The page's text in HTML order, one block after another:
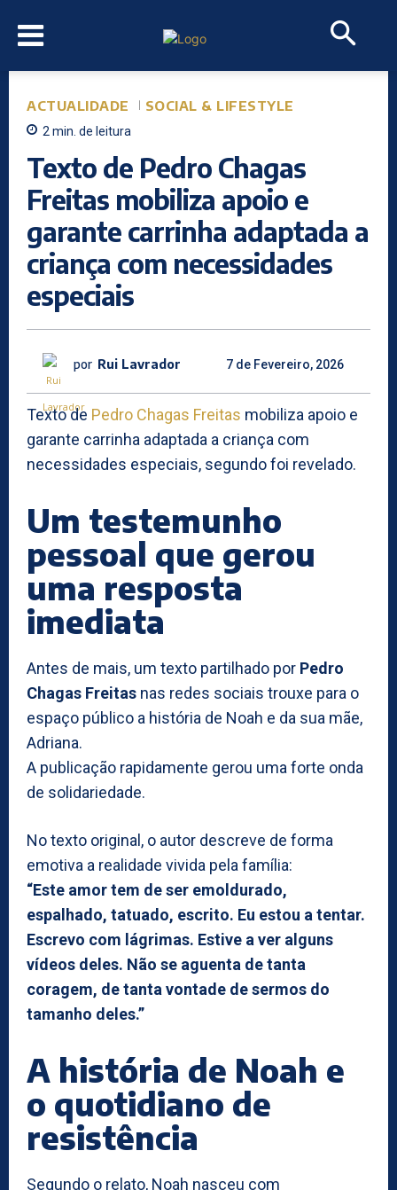
ACTUALIDADE SOCIAL & LIFESTYLE
2 min. de leitura
Texto de Pedro Chagas
Freitas mobiliza apoio e
garante carrinha adaptada a
criança com necessidades
especiais
por Rui Lavrador 7 de Fevereiro, 2026
Texto de Pedro Chagas Freitas mobiliza apoio e
garante carrinha adaptada a criança com
necessidades especiais, segundo foi revelado.
Um testemunho
pessoal que gerou
uma resposta
imediata
Antes de mais, um texto partilhado por Pedro
Chagas Freitas nas redes sociais trouxe para o
espaço público a história de Noah e da sua mãe,
Adriana.
A publicação rapidamente gerou uma forte onda
de solidariedade.
No texto original, o autor descreve de forma
emotiva a realidade vivida pela família:
“Este amor tem de ser emoldurado,
espalhado, tatuado, escrito. Eu estou a tentar.
Escrevo com lágrimas. Estive a ver alguns
vídeos deles. Não se aguenta de tanta
coragem, de tanta vontade de sermos do
tamanho deles.”
A história de Noah e
o quotidiano de
resistência
Segundo o relato, Noah nasceu com